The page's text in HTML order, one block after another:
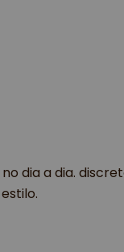
dia a dia.